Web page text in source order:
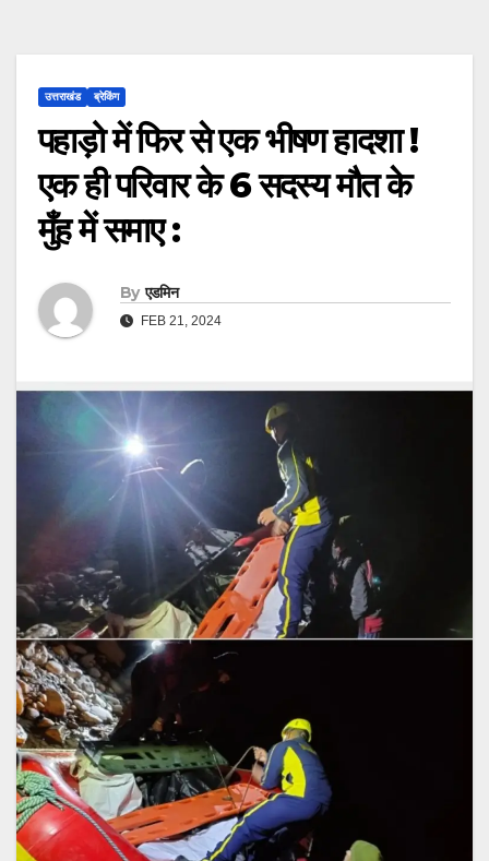
उत्तराखंड ब्रेकिंग
पहाड़ो में फिर से एक भीषण हादशा !
एक ही परिवार के 6 सदस्य मौत के
मुँह में समाए :
By एडमिन
FEB 21, 2024